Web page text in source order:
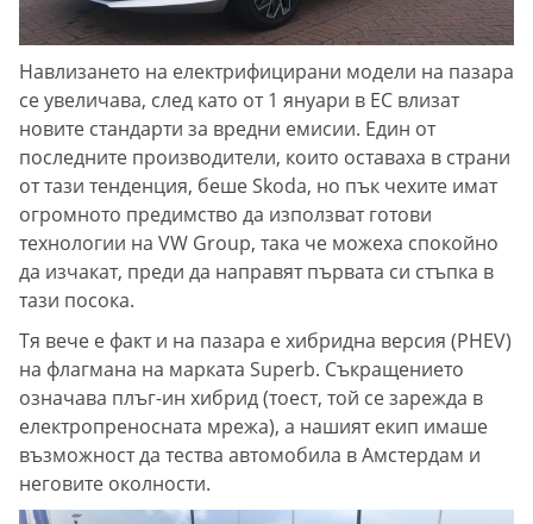
Навлизането на електрифицирани модели на пазара
се увеличава, след като от 1 януари в ЕС влизат
новите стандарти за вредни емисии. Един от
последните производители, които оставаха в страни
от тази тенденция, беше Skoda, но пък чехите имат
огромното предимство да използват готови
технологии на VW Group, така че можеха спокойно
да изчакат, преди да направят първата си стъпка в
тази посока.
Тя вече е факт и на пазара е хибридна версия (PHEV)
на флагмана на марката Superb. Съкращението
означава плъг-ин хибрид (тоест, той се зарежда в
електропреносната мрежа), а нашият екип имаше
възможност да тества автомобила в Амстердам и
неговите околности.